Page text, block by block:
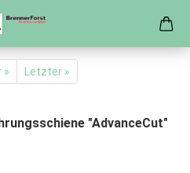
»
Letzter »
"AdvanceCut"